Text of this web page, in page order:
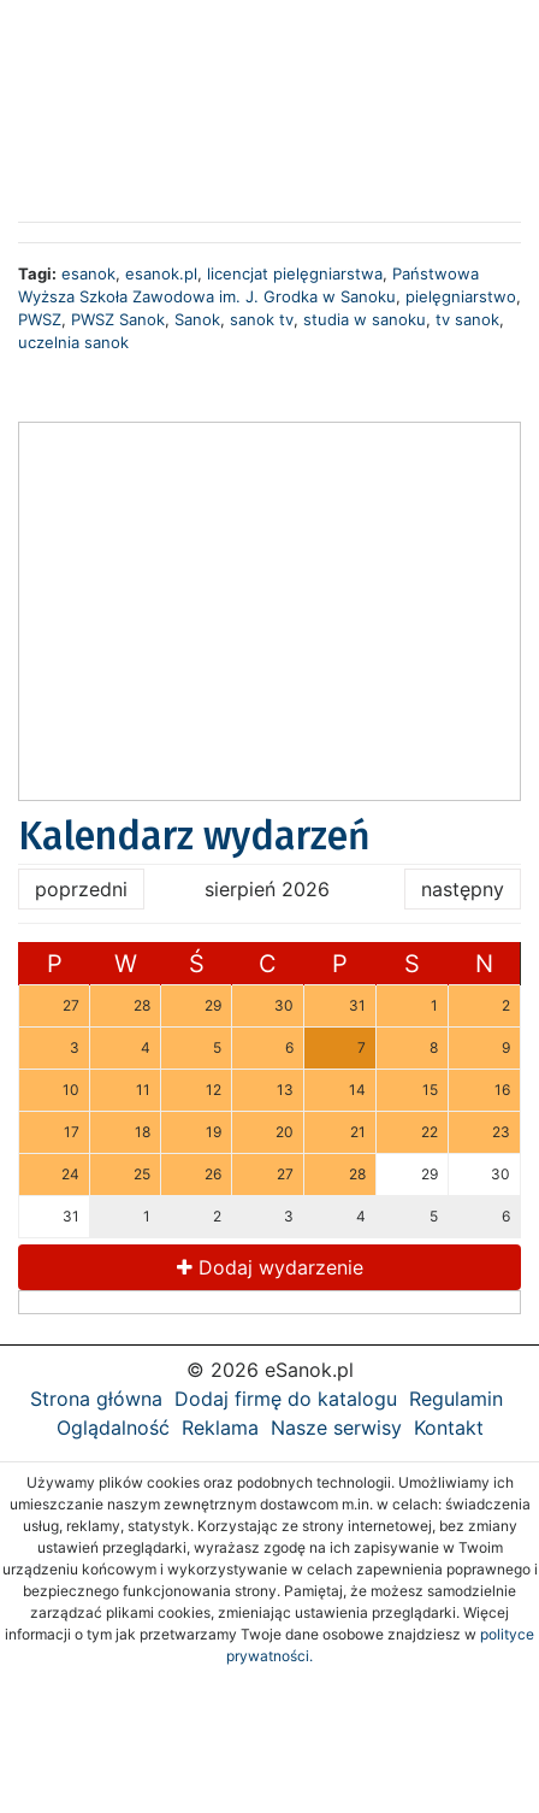
Tagi: esanok, esanok.pl, licencjat pielęgniarstwa, Państwowa
Wyższa Szkoła Zawodowa im. J. Grodka w Sanoku, pielęgniarstwo,
PWSZ, PWSZ Sanok, Sanok, sanok tv, studia w sanoku, tv sanok,
uczelnia sanok
Kalendarz wydarzeń
poprzedni sierpień 2026 następny
P W Ś C P S N
27 28 29 30 31 1 2
3 4 5 6 7 8 9
10 11 12 13 14 15 16
17 18 19 20 21 22 23
24 25 26 27 28 29 30
31 1 2 3 4 5 6
Dodaj wydarzenie
© 2026 eSanok.pl
Strona główna Dodaj firmę do katalogu Regulamin
Oglądalność Reklama Nasze serwisy Kontakt
Używamy plików cookies oraz podobnych technologii. Umożliwiamy ich
umieszczanie naszym zewnętrznym dostawcom m.in. w celach: świadczenia
usług, reklamy, statystyk. Korzystając ze strony internetowej, bez zmiany
ustawień przeglądarki, wyrażasz zgodę na ich zapisywanie w Twoim
urządzeniu końcowym i wykorzystywanie w celach zapewnienia poprawnego i
bezpiecznego funkcjonowania strony. Pamiętaj, że możesz samodzielnie
zarządzać plikami cookies, zmieniając ustawienia przeglądarki. Więcej
informacji o tym jak przetwarzamy Twoje dane osobowe znajdziesz w polityce
prywatności.